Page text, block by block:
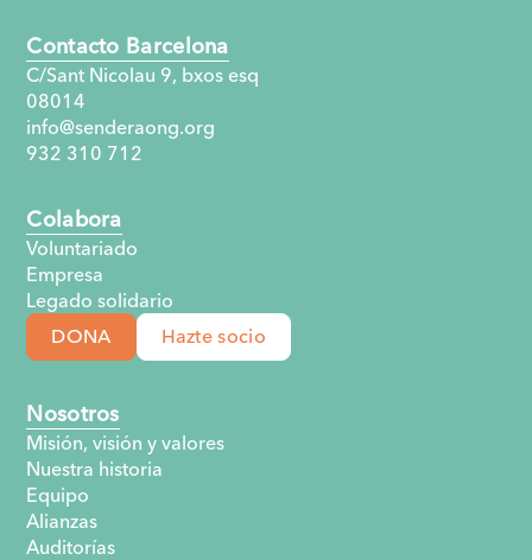
Nosotros
Misión, visión y valores
Nuestra historia
Equipo
Alianzas
Auditorías
Colabora
Voluntariado
Empresa
Legado solidario
DONA Hazte socio
Contacto Barcelona
C/Sant Nicolau 9, bxos esq
08014
info@senderaong.org
932 310 712